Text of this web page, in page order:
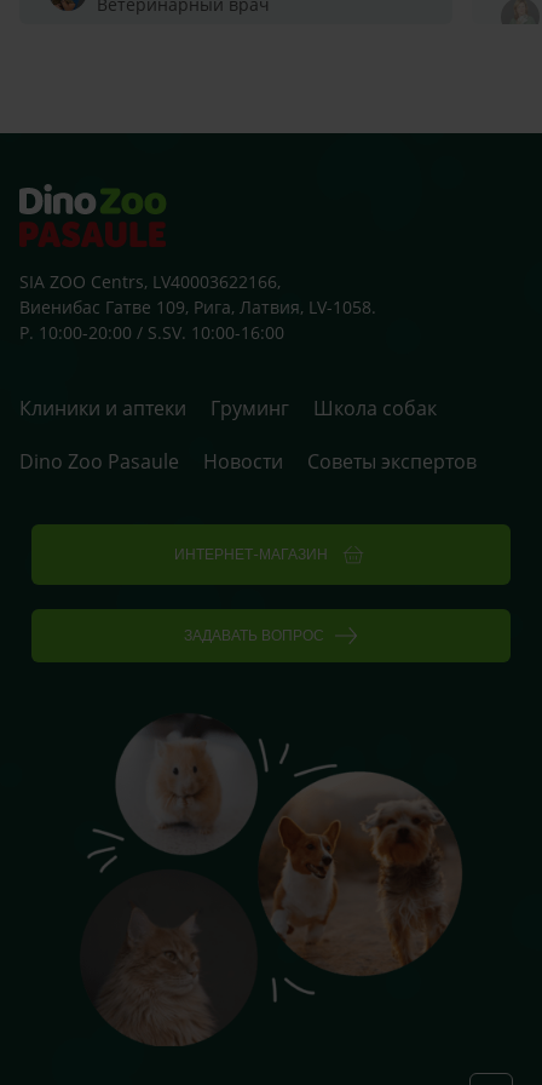
SIA ZOO Centrs, LV40003622166,
Виенибас Гатве 109, Рига, Латвия, LV-1058.
P. 10:00-20:00 / S.SV. 10:00-16:00
Клиники и аптеки Груминг
Школа собак
Dino Zoo Pasaule
Новости Советы экспертов
ИНТЕРНЕТ-МАГАЗИН
ЗАДАВАТЬ ВОПРОС